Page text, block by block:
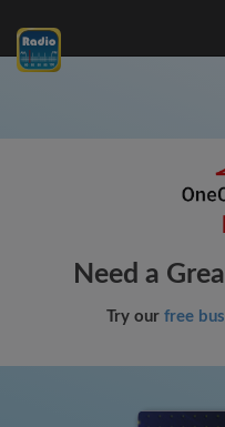
Need a
Try our free